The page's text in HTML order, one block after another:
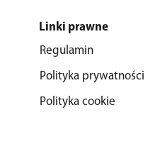
Linki prawne
Regulamin
Polityka prywatności
Polityka cookie